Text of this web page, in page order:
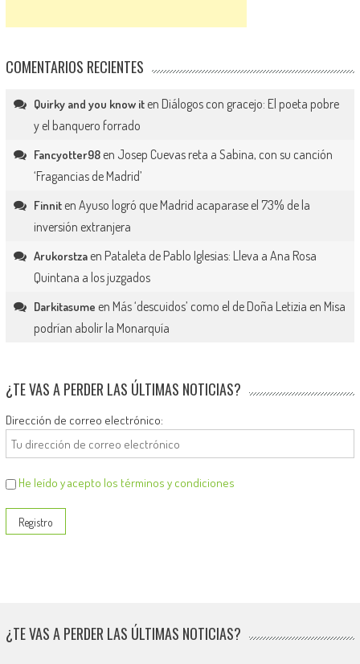
COMENTARIOS RECIENTES
Quirky and you know iten Diálogos con gracejo: El poeta pobre
y el banquero forrado
Fancyotter98en Josep Cuevas reta a Sabina, con su canción
‘Fragancias de Madrid’
Finniten Ayuso logró que Madrid acaparase el 73% de la
inversión extranjera
Arukorstzaen Pataleta de Pablo Iglesias: Lleva a Ana Rosa
Quintana a los juzgados
Darkitasume en Más ‘descuidos’ como el de Doña Letizia en Misa
podrían abolir la Monarquía
¿TE VAS A PERDER LAS ÚLTIMAS NOTICIAS?
Dirección de correo electrónico:
He leído y acepto los términos y condiciones
¿TE VAS A PERDER LAS ÚLTIMAS NOTICIAS?